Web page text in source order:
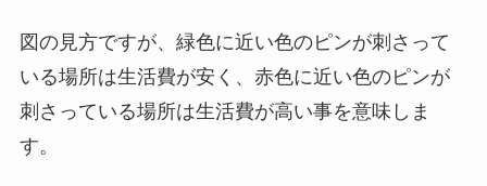
図の見方ですが、緑色に近い色のピンが刺さって
いる場所は生活費が安く、赤色に近い色のピンが
刺さっている場所は生活費が高い事を意味しま
す。